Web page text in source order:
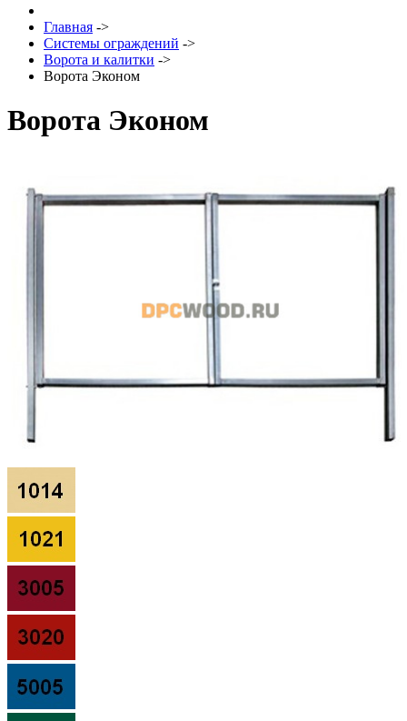
Главная ->
Системы ограждений ->
Ворота и калитки ->
Ворота Эконом
Ворота Эконом